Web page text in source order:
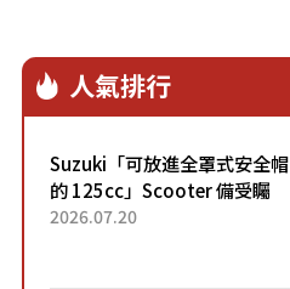
人氣排行
Suzuki「可放進全罩式安全帽
的 125cc」Scooter 備受矚
目！採用全新流線設計與各項
2026.07.20